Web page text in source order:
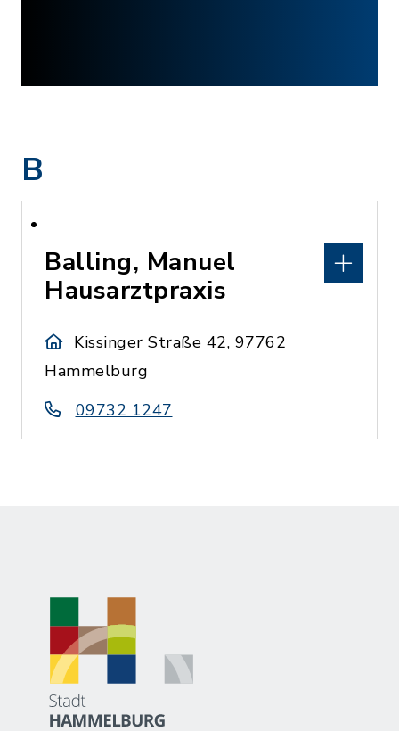
B
Balling, Manuel
Hausarztpraxis
Kissinger Straße 42, 97762
Hammelburg
09732 1247